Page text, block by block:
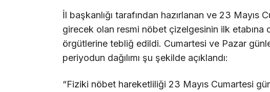
İl başkanlığı tarafından hazırlanan ve 23 Mayıs
girecek olan resmi nöbet çizelgesinin ilk etabına
örgütlerine tebliğ edildi. Cumartesi ve Pazar
periyodun dağılımı şu şekilde açıklandı:
“Fiziki nöbet hareketliliği 23 Mayıs Cumartesi